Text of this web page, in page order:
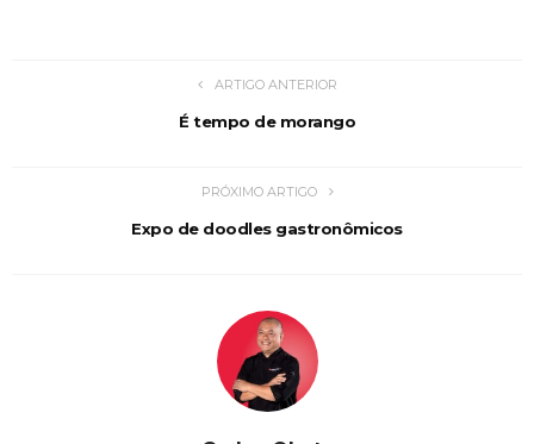
ARTIGO ANTERIOR
É tempo de morango
PRÓXIMO ARTIGO
Expo de doodles gastronômicos